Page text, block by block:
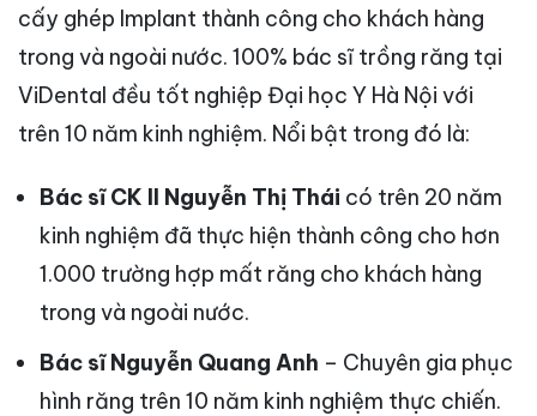
cấy ghép Implant thành công cho khách hàng
trong và ngoài nước. 100% bác sĩ trồng răng tại
ViDental đều tốt nghiệp Đại học Y Hà Nội với
trên 10 năm kinh nghiệm. Nổi bật trong đó là:
Bác sĩ CK II Nguyễn Thị Thái có trên 20 năm
kinh nghiệm đã thực hiện thành công cho hơn
1.000 trường hợp mất răng cho khách hàng
trong và ngoài nước.
Bác sĩ Nguyễn Quang Anh – Chuyên gia phục
hình răng trên 10 năm kinh nghiệm thực chiến.